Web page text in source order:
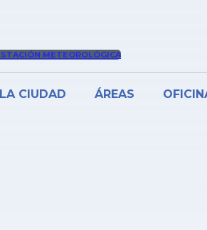
METEOROLÓGICA
LA CIUDAD ÁREAS